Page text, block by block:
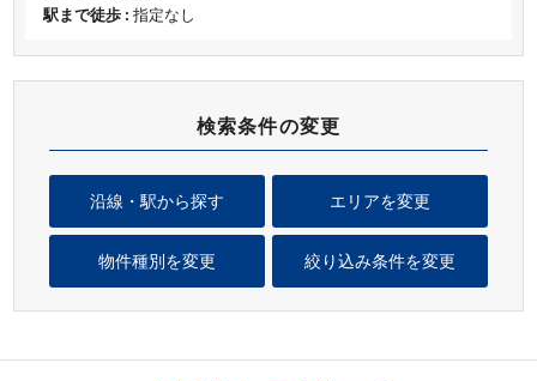
検索条件の変更
エリアを変更
沿線・駅から探す
物件種別を変更 絞り込み条件を変更
駅まで徒歩 : 指定なし